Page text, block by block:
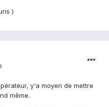
)
y'a moyen de mettre
même.